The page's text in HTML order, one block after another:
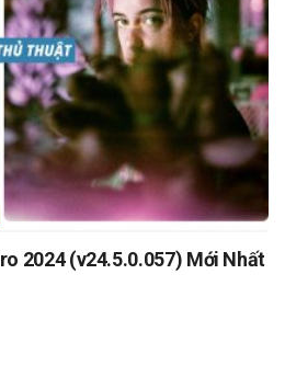
2024 (v24.5.0.057) Mới Nhất